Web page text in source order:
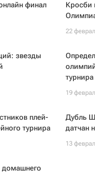
финал
Кросби
22
звезды
турнира
19
плей-
турнира
Дубль
датчан
13